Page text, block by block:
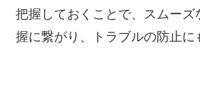
把握しておくことで、スムーズ
握に繋がり、トラブルの防止に